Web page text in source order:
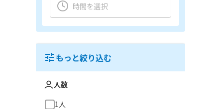
もっと絞り込む
人数
1人